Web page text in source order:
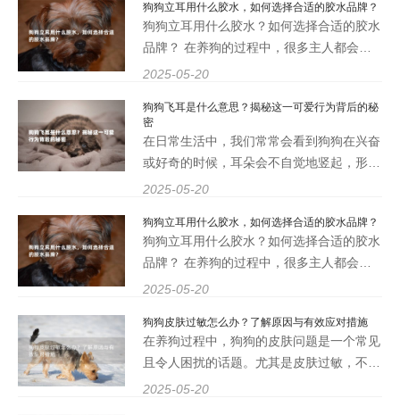
隐患。本文将探讨狗狗为什么会长肿瘤，以
及背后的原因与影响。
狗狗立耳用什么胶水，如何选择合适的胶水品牌？
狗狗立耳用什么胶水？如何选择合适的胶水
品牌？ 在养狗的过程中，很多主人都会遇
到狗狗耳朵立不起来的问题。尤其是一些品
在幼犬时期可能会出现塌耳的现象。许多主
人会考虑使用胶水来帮
2025-05-20
狗狗飞耳是什么意思？揭秘这一可爱行为背后的秘
密
在日常生活中，我们常常会看到狗狗在兴奋
或好奇的时候，耳朵会不自觉地竖起，形成
一种独特的“飞耳”状态。这种可爱的行为不
物主人的好奇。那么，狗狗飞耳到底是什么
意思？它又有什么样的
2025-05-20
狗狗立耳用什么胶水，如何选择合适的胶水品牌？
狗狗立耳用什么胶水？如何选择合适的胶水
品牌？ 在养狗的过程中，很多主人都会遇
到狗狗耳朵立不起来的问题。尤其是一些品
在幼犬时期可能会出现塌耳的现象。许多主
人会考虑使用胶水来帮
2025-05-20
狗狗皮肤过敏怎么办？了解原因与有效应对措施
在养狗过程中，狗狗的皮肤问题是一个常见
且令人困扰的话题。尤其是皮肤过敏，不仅
影响狗狗的健康，也给主人带来了不少烦
2025-05-20